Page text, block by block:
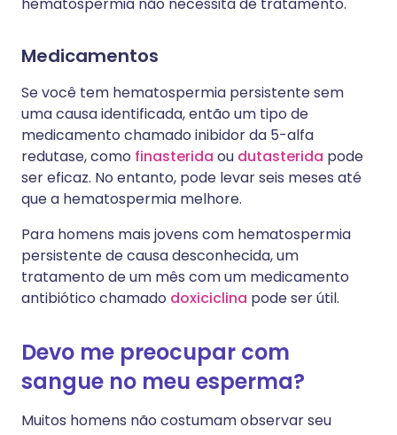
Medicamentos
Se você tem hematospermia persistente sem
uma causa identificada, então um tipo de
medicamento chamado inibidor da 5-alfa
redutase, como finasterida ou dutasterida pode
ser eficaz. No entanto, pode levar seis meses até
que a hematospermia melhore.
Para homens mais jovens com hematospermia
persistente de causa desconhecida, um
tratamento de um mês com um medicamento
antibiótico chamado doxiciclina pode ser útil.
Devo me preocupar com
sangue no meu esperma?
Muitos homens não costumam observar seu